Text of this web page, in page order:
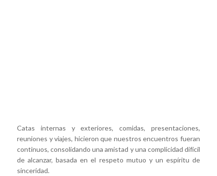
Catas internas y exteriores, comidas, presentaciones,
reuniones y viajes, hicieron que nuestros encuentros fueran
continuos, consolidando una amistad y una complicidad difícil
de alcanzar, basada en el respeto mutuo y un espíritu de
sinceridad.